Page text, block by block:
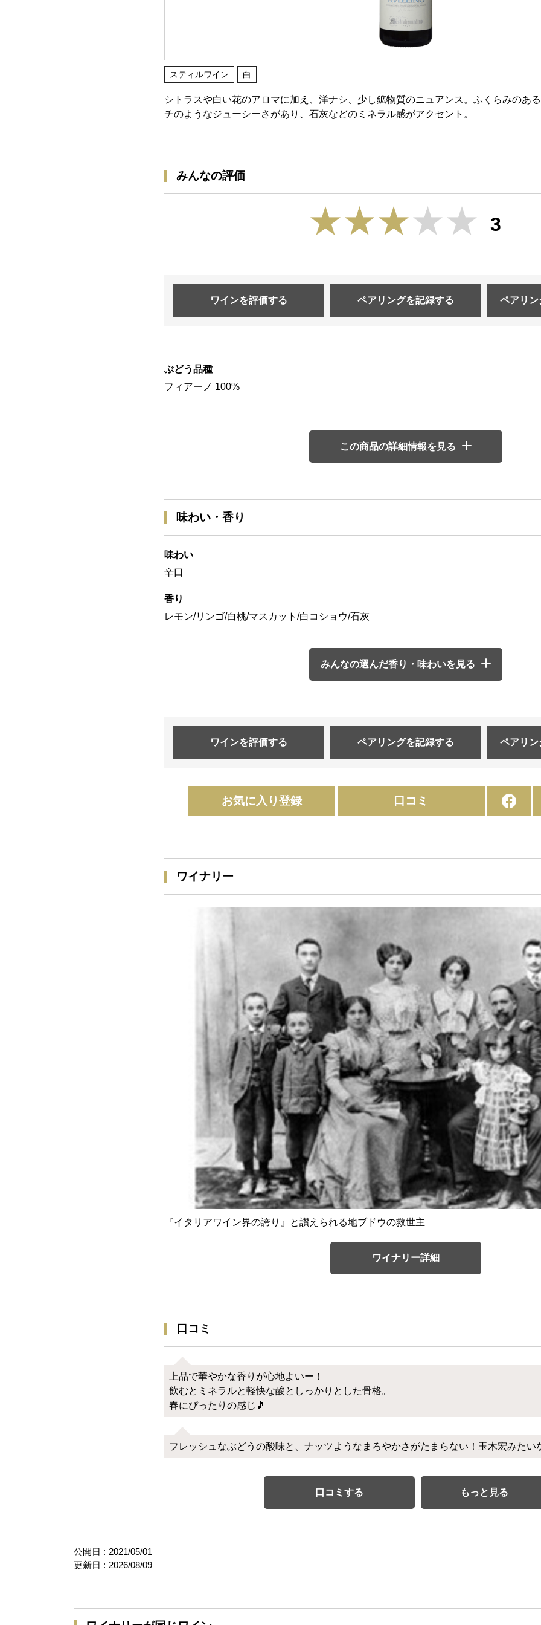
スティルワイン 白
シトラスや白い花のアロマに加え、洋ナシ、少し鉱物質のニュアンス。ふくらみのあ
チのようなジューシーさがあり、石灰などのミネラル感がアクセント。
みんなの評価
3
ワインを評価する ペアリングを記録する ペアリン
ぶどう品種
フィアーノ 100%
この商品の詳細情報を見る
味わい・香り
味わい
辛口
香り
レモン/リンゴ/白桃/マスカット/白コショウ/石灰
みんなの選んだ香り・味わいを見る
ワインを評価する ペアリングを記録する ペアリン
お気に入り登録 口コミ
ワイナリー
『イタリアワイン界の誇り』と讃えられる地ブドウの救世主
ワイナリー詳細
口コミ
上品で華やかな香りが心地よいー！
飲むとミネラルと軽快な酸としっかりとした骨格。
春にぴったりの感じ🎵
フレッシュなぶどうの酸味と、ナッツようなまろやかさがたまらない！玉木宏みた
口コミする もっと見る
公開日 : 2021/05/01
更新日 : 2026/08/09